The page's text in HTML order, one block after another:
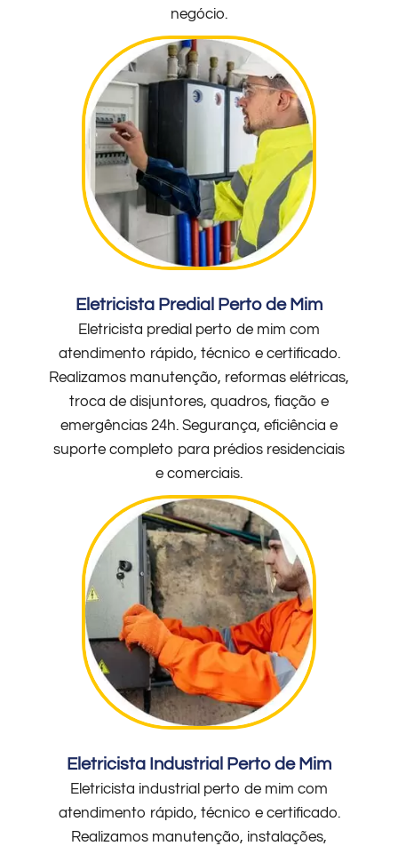
negócio.
Eletricista Predial Perto de Mim
Eletricista predial perto de mim com
atendimento rápido, técnico e certificado.
Realizamos manutenção, reformas elétricas,
troca de disjuntores, quadros, fiação e
emergências 24h. Segurança, eficiência e
suporte completo para prédios residenciais
e comerciais.
Eletricista Industrial Perto de Mim
Eletricista industrial perto de mim com
atendimento rápido, técnico e certificado.
Realizamos manutenção, instalações,